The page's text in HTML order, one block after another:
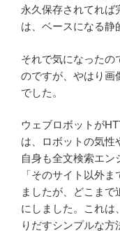
永久保存されてれば
は、ベースになる静
それで気になったの
のですが、やはり画
でした。
ウェブロボットが
は、ロボットの気性
自身も全文検索エン
「そのサイト以外
ましたが、どこまで
にしました。これは
りだすシンプルな方